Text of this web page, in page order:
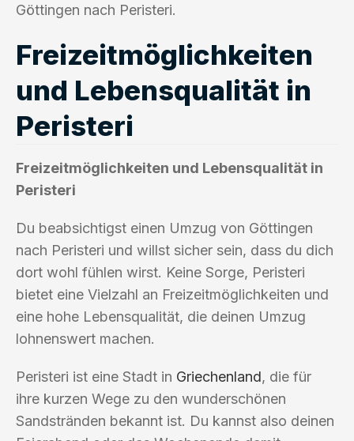
Göttingen nach Peristeri.
Freizeitmöglichkeiten
und Lebensqualität in
Peristeri
Freizeitmöglichkeiten und Lebensqualität in
Peristeri
Du beabsichtigst einen Umzug von Göttingen
nach Peristeri und willst sicher sein, dass du dich
dort wohl fühlen wirst. Keine Sorge, Peristeri
bietet eine Vielzahl an Freizeitmöglichkeiten und
eine hohe Lebensqualität, die deinen Umzug
lohnenswert machen.
Peristeri ist eine Stadt in Griechenland, die für
ihre kurzen Wege zu den wunderschönen
Sandstränden bekannt ist. Du kannst also deinen